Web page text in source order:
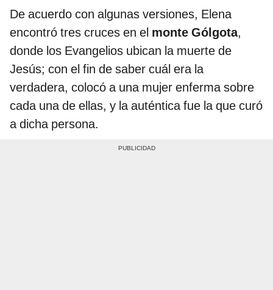
De acuerdo con algunas versiones, Elena
encontró tres cruces en el monte Gólgota,
donde los Evangelios ubican la muerte de
Jesús; con el fin de saber cuál era la
verdadera, colocó a una mujer enferma sobre
cada una de ellas, y la auténtica fue la que curó
a dicha persona.